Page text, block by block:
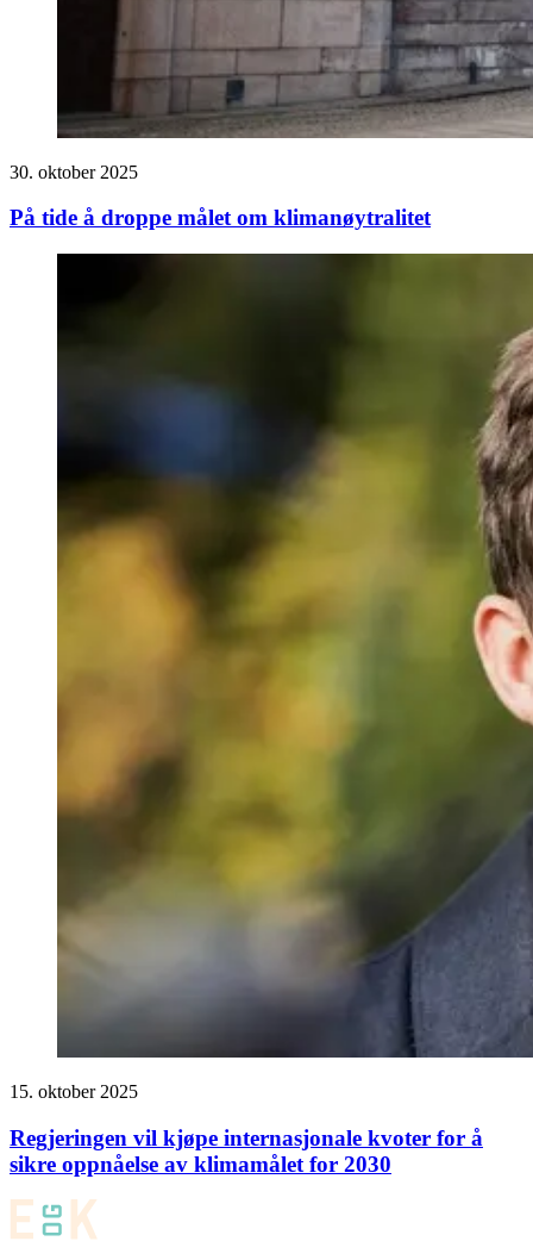
30. oktober 2025
På tide å droppe målet om klimanøytralitet
15. oktober 2025
Regjeringen vil kjøpe internasjonale kvoter for å
sikre oppnåelse av klimamålet for 2030